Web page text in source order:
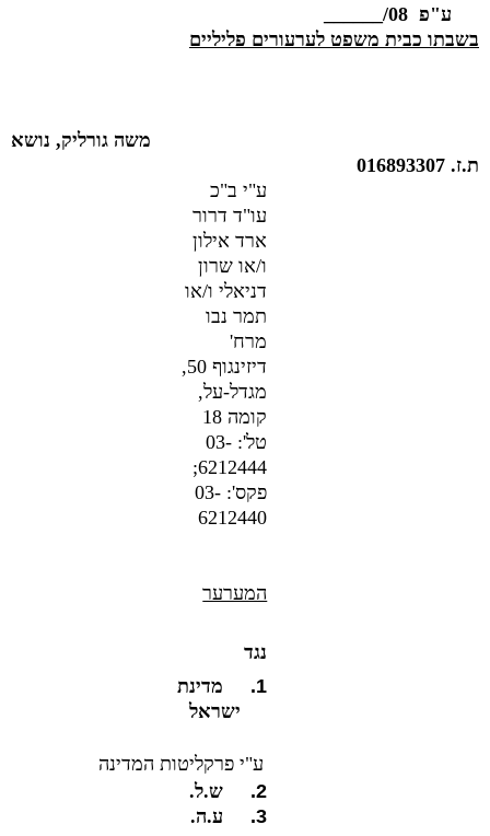
ע"פ 08/______
בשבתו כבית משפט לערעורים פליליים
משה גורליק, נושא
ת.ז. 016893307
ע"י ב"כ
עו"ד דרור
ארד אילון
ו/או שרון
דניאלי ו/או
תמר נבו
מרח'
דיזינגוף 50,
מגדל-על,
קומה 18
טל': 03-
6212444;
פקס': 03-
6212440
המערער
נגד
1.
מדינת
ע"י פרקליטות המדינה
2.
ש.ל.
3.
ע.ה.